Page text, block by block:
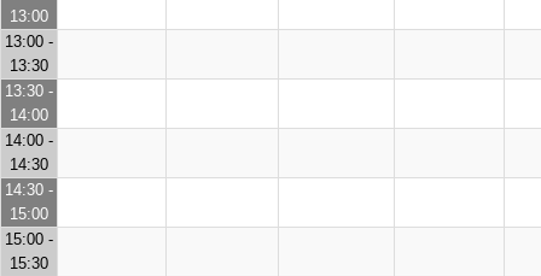
13:00
13:00 -
13:30
13:30 -
14:00
14:00 -
14:30
14:30 -
15:00
15:00 -
15:30